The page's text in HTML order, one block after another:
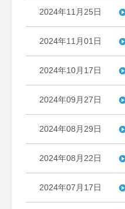
2024年11月25日
2024年11月01日
2024年10月17日
2024年09月27日
2024年08月29日
2024年08月22日
2024年07月17日